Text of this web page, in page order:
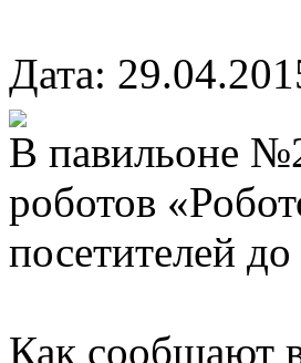
Дата:
В павильоне
роботов
посетителей
Как сообщают